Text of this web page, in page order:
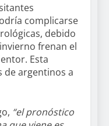
complicarse
debido
frenan el
Esta
de argentinos a
“el pronóstico